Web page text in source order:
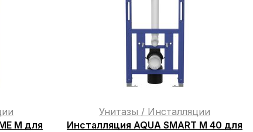
М для
Унитазы / Инсталляции
Инсталляция AQUA SMART M 40 для